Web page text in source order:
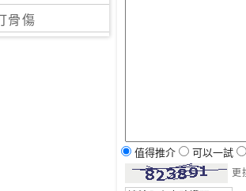
骨傷
值得推介 可以一試
更